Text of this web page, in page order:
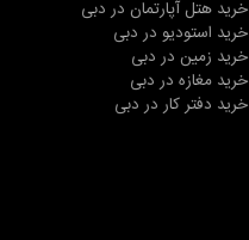
خرید هتل آپارتمان در دبی
خرید استودیو در دبی
خرید زمین در دبی
خرید مغازه در دبی
خرید دفتر کار در دبی